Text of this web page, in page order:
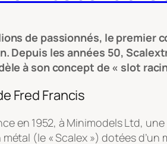
de passionnés, le premier
Depuis les années 50,
à son concept de « slot
Fred Francis
en 1952, à Minimodels Ltd,
(le « Scalex ») dotées